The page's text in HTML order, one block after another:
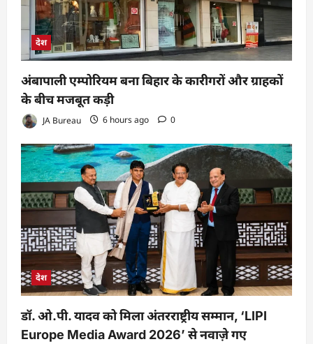
देश
अंबापाली एम्पोरियम बना बिहार के कारीगरों और ग्राहकों
के बीच मजबूत कड़ी
JA Bureau 6 hours ago 0
देश
डॉ. ओ.पी. यादव को मिला अंतरराष्ट्रीय सम्मान, ‘LIPI
Europe Media Award 2026’ से नवाज़े गए